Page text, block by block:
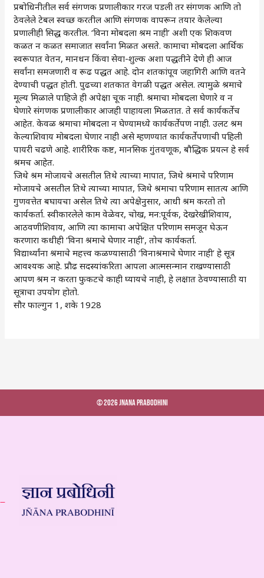
प्रबोधिनीतील सर्व संगणक प्रणालीकार गरज पडली तर संगणक आणि तो
ठेवलेले टेबल स्वच्छ करतील आणि संगणक वापरून तयार केलेल्या
प्रणालीही सिद्ध करतील. ‌‘विना मोबदला श्रम नाही‌’ अशी एक शिकवण
कळत न कळत समाजात सर्वांना मिळत असते. कामाचा मोबदला आर्थिक
स्वरूपात वेतन, मानधन किंवा सेवा-शुल्क अशा पद्धतीने देणे ही आज
सर्वांना समजणारी व रूढ पद्धत आहे. दोन शतकांपूव जहागिरी आणि वतने
देण्याची पद्धत होती. पुढच्या शतकात वेगळी पद्धत असेल. त्यामुळे श्रमाचे
मूल्य मिळाले पाहिजे ही अपेक्षा चूक नाही. श्रमाचा मोबदला घेणारे व न
घेणारे संगणक प्रणालीकार आजही पाहायला मिळतात. ते सर्व कार्यकर्तेच
आहेत. केवळ श्रमाचा मोबदला न घेण्यामध्ये कार्यकर्तेपण नाही. उलट श्रम
केल्याशिवाय मोबदला घेणार नाही असे म्हणण्यात कार्यकर्तेपणाची पहिली
पायरी चढणे आहे. शारीरिक कष्ट, मानसिक गुंतवणूक, बौद्धिक प्रयत्न हे सर्व
श्रमच आहेत.
जिथे श्रम मोजायचे असतील तिथे त्याच्या मापात, जिथे श्रमाचे परिणाम
मोजायचे असतील तिथे त्याच्या मापात, जिथे श्रमाचा परिणाम सातत्य आणि
गुणवत्तेत बघायचा असेल तिथे त्या अपेक्षेनुसार, आधी श्रम करतो तो
कार्यकर्ता. स्वीकारलेले काम वेळेवर, चोख, मन:पूर्वक, देखरेखीशिवाय,
आठवणीशिवाय, आणि त्या कामाचा अपेक्षित परिणाम समजून घेऊन
करणारा कधीही ‌‘विना श्रमाचे घेणार नाही‌’, तोच कार्यकर्ता.
विद्यार्थ्यांना श्रमाचे महत्त्व कळण्यासाठी ‌‘विनाश्रमाचे घेणार नाही‌’ हे सूत्र
आवश्यक आहे. प्रौढ सदस्यांकरिता आपला आत्मसन्मान राखण्यासाठी
आपण श्रम न करता फुकटचे काही घ्यायचे नाही, हे लक्षात ठेवण्यासाठी या
सूत्राचा उपयोग होतो.
सौर फाल्गुन 1, शके 1928
© 2026 Jnana Prabodhini